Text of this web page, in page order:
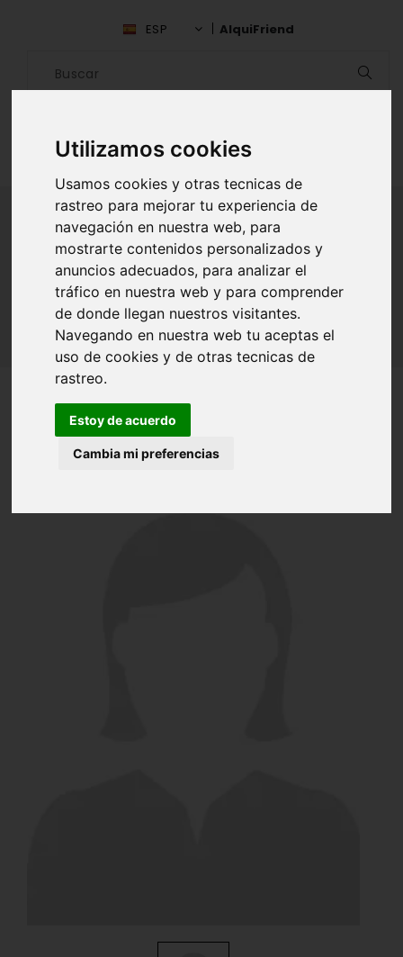
Utilizamos cookies
Usamos cookies y otras tecnicas de
rastreo para mejorar tu experiencia de
navegación en nuestra web, para
mostrarte contenidos personalizados y
anuncios adecuados, para analizar el
tráfico en nuestra web y para comprender
de donde llegan nuestros visitantes.
Navegando en nuestra web tu aceptas el
uso de cookies y de otras tecnicas de
rastreo.
Estoy de acuerdo
Cambia mi preferencias
ESP AlquiFriend
ALQUILAR AMIGO
Inicio Amigos Barcelona Angels Castello